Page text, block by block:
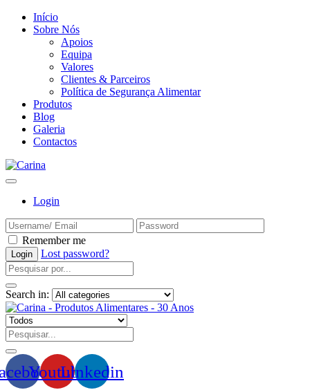
Início
Sobre Nós
Apoios
Equipa
Valores
Clientes & Parceiros
Política de Segurança Alimentar
Produtos
Blog
Galeria
Contactos
Login
Remember me
Lost password?
Search in:
YoutubeLinkedin